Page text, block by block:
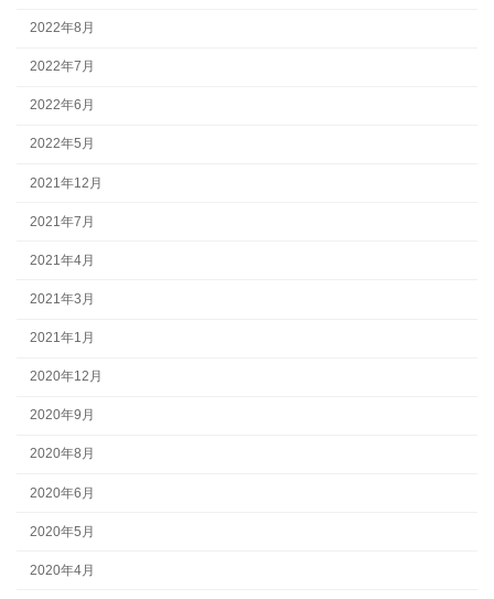
2022年8月
2022年7月
2022年6月
2022年5月
2021年12月
2021年7月
2021年4月
2021年3月
2021年1月
2020年12月
2020年9月
2020年8月
2020年6月
2020年5月
2020年4月